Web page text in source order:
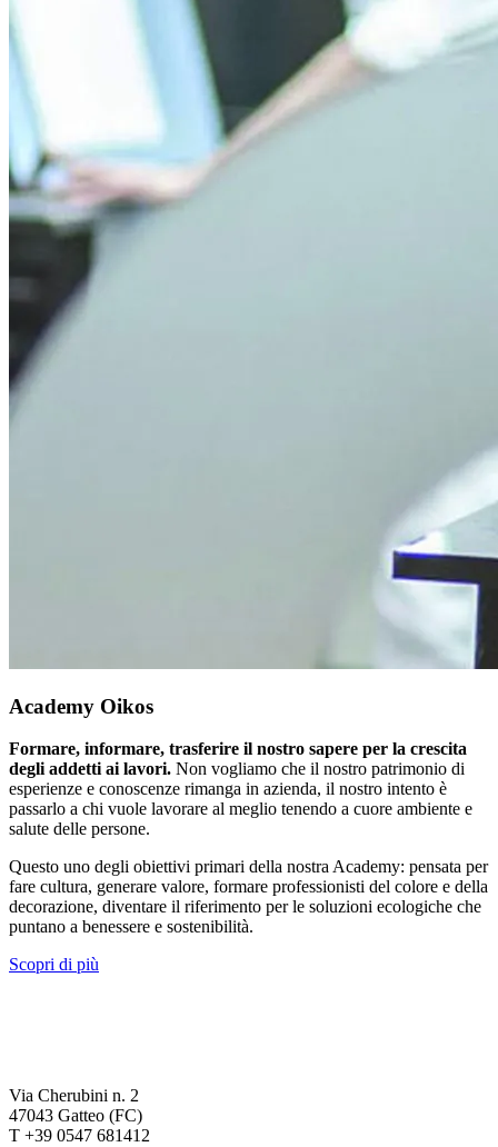
Academy Oikos
Formare, informare, trasferire il nostro sapere per la crescita
degli addetti ai lavori. Non vogliamo che il nostro patrimonio di
esperienze e conoscenze rimanga in azienda, il nostro intento è
passarlo a chi vuole lavorare al meglio tenendo a cuore ambiente e
salute delle persone.
Questo uno degli obiettivi primari della nostra Academy: pensata per
fare cultura, generare valore, formare professionisti del colore e della
decorazione, diventare il riferimento per le soluzioni ecologiche che
puntano a benessere e sostenibilità.
Scopri di più
Via Cherubini n. 2
47043 Gatteo (FC)
T +39 0547 681412